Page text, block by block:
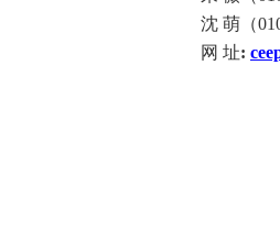
沈 萌 （
网 址: